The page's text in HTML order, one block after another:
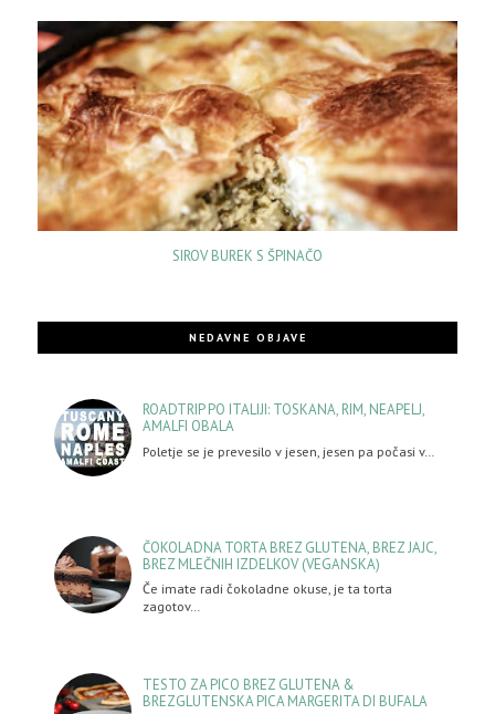
SIROV BUREK S ŠPINAČO
NEDAVNE OBJAVE
ROADTRIP PO ITALIJI: TOSKANA, RIM, NEAPELJ,
AMALFI OBALA
Poletje se je prevesilo v jesen, jesen pa počasi v…
ČOKOLADNA TORTA BREZ GLUTENA, BREZ JAJC,
BREZ MLEČNIH IZDELKOV (VEGANSKA)
Če imate radi čokoladne okuse, je ta torta
zagotov…
TESTO ZA PICO BREZ GLUTENA &
BREZGLUTENSKA PICA MARGERITA DI BUFALA